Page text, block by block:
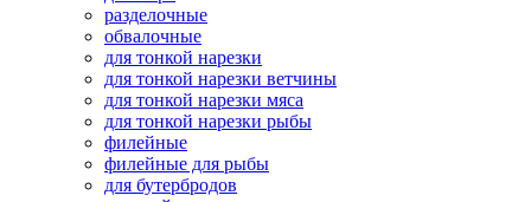
разделочные
обвалочные
для тонкой нарезки
для тонкой нарезки ветчины
для тонкой нарезки мяса
для тонкой нарезки рыбы
филейные
филейные для рыбы
для бутербродов